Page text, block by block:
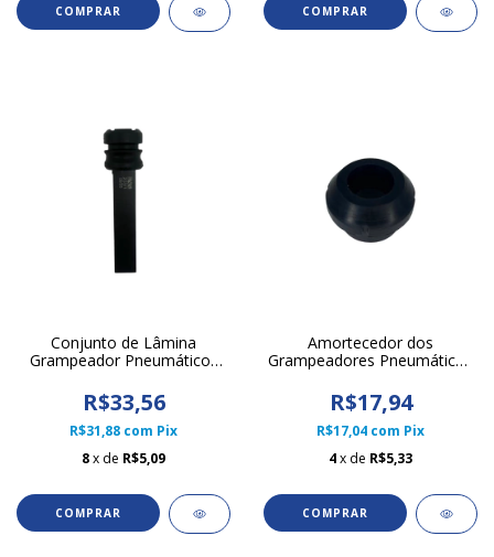
Conjunto de Lâmina
Grampeador Pneumáticos
R$33,56
R$31,88 com Pix
8x de R$5,09
Amortecedor dos
Grampeadores Pneumáticos
R$17,94
R$17,04 com Pix
4x de R$5,33